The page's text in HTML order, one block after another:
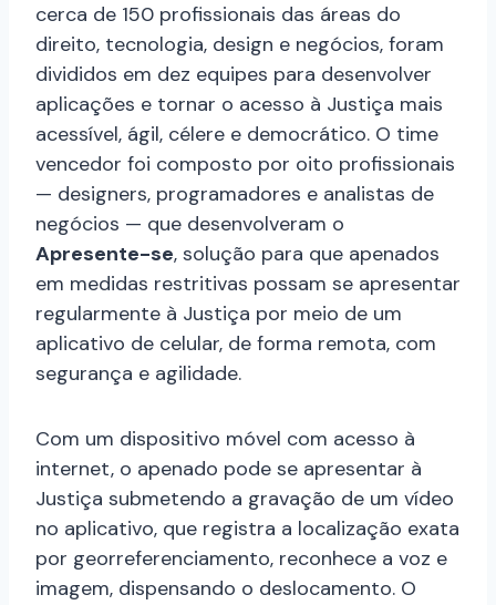
cerca de 150 profissionais das áreas do
direito, tecnologia, design e negócios, foram
divididos em dez equipes para desenvolver
aplicações e tornar o acesso à Justiça mais
acessível, ágil, célere e democrático. O time
vencedor foi composto por oito profissionais
— designers, programadores e analistas de
negócios — que desenvolveram o
Apresente-se, solução para que apenados
em medidas restritivas possam se apresentar
regularmente à Justiça por meio de um
aplicativo de celular, de forma remota, com
segurança e agilidade.
Com um dispositivo móvel com acesso à
internet, o apenado pode se apresentar à
Justiça submetendo a gravação de um vídeo
no aplicativo, que registra a localização exata
por georreferenciamento, reconhece a voz e
imagem, dispensando o deslocamento. O